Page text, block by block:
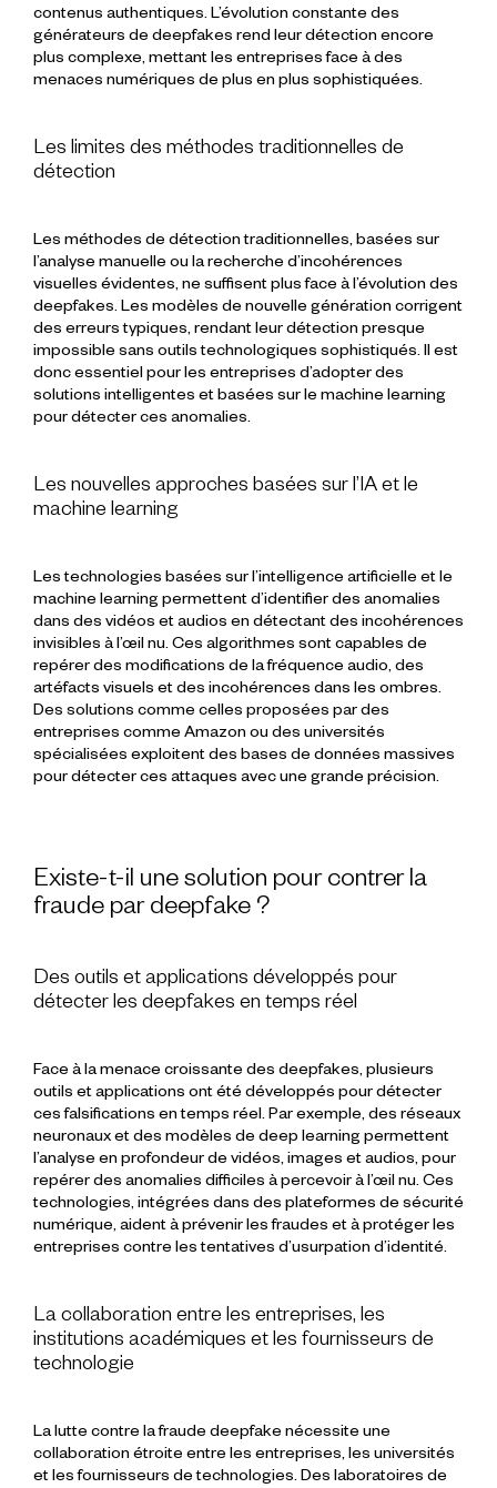
contenus authentiques. L’évolution constante des
générateurs de deepfakes rend leur détection encore
plus complexe, mettant les entreprises face à des
menaces numériques de plus en plus sophistiquées.
Les limites des méthodes traditionnelles de
détection
Les méthodes de détection traditionnelles, basées sur
l’analyse manuelle ou la recherche d’incohérences
visuelles évidentes, ne suffisent plus face à l’évolution des
deepfakes. Les modèles de nouvelle génération corrigent
des erreurs typiques, rendant leur détection presque
impossible sans outils technologiques sophistiqués. Il est
donc essentiel pour les entreprises d’adopter des
solutions intelligentes et basées sur le machine learning
pour détecter ces anomalies.
Les nouvelles approches basées sur l’IA et le
machine learning
Les technologies basées sur l’intelligence artificielle et le
machine learning permettent d’identifier des anomalies
dans des vidéos et audios en détectant des incohérences
invisibles à l’œil nu. Ces algorithmes sont capables de
repérer des modifications de la fréquence audio, des
artéfacts visuels et des incohérences dans les ombres.
Des solutions comme celles proposées par des
entreprises comme Amazon ou des universités
spécialisées exploitent des bases de données massives
pour détecter ces attaques avec une grande précision.
Existe-t-il une solution pour contrer la
fraude par deepfake ?
Des outils et applications développés pour
détecter les deepfakes en temps réel
Face à la menace croissante des deepfakes, plusieurs
outils et applications ont été développés pour détecter
ces falsifications en temps réel. Par exemple, des réseaux
neuronaux et des modèles de deep learning permettent
l’analyse en profondeur de vidéos, images et audios, pour
repérer des anomalies difficiles à percevoir à l’œil nu. Ces
technologies, intégrées dans des plateformes de sécurité
numérique, aident à prévenir les fraudes et à protéger les
entreprises contre les tentatives d’usurpation d’identité.
La collaboration entre les entreprises, les
institutions académiques et les fournisseurs de
technologie
La lutte contre la fraude deepfake nécessite une
collaboration étroite entre les entreprises, les universités
et les fournisseurs de technologies. Des laboratoires de